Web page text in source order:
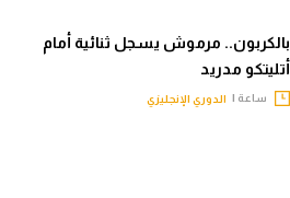
بالكربون.. مرموش يسجل ثنائية أمام
أتليتكو مدريد
ساعة | الدوري الإنجليزي